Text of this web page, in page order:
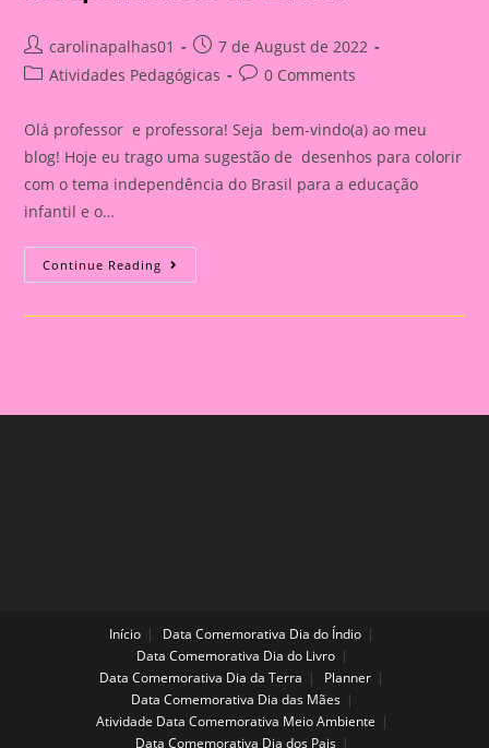
Post
author:
carolinapalhas01
Post
published:
7 de August de 2022
PostAtividades Pedagógicas
Post0 Comments
Olá professor e professora! Seja bem-vindo(a) ao meu
blog! Hoje eu trago uma sugestão de desenhos para colorir
com o tema independência do Brasil para a educação
infantil e o…
Continue Reading Desenho
Para
Com
Início
Data Comemorativa Dia do Índio
Data Comemorativa Dia do Livro
Data Comemorativa Dia da Terra
Planner
Data Comemorativa Dia das Mães
Atividade Data Comemorativa Meio Ambiente
Data Comemorativa Dia dos Pais